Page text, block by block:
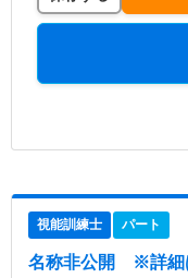
視能訓練士 パート
名称非公開 ※詳細